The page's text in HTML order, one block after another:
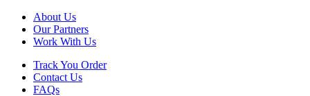
About Us
Our Partners
Work With Us
Track You Order
Contact Us
FAQs